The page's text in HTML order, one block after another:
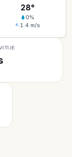
28°
0%
1.4 m/s